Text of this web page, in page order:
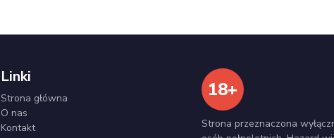
Linki
Strona główna
O nas
Kontakt
18+
Strona przeznaczona